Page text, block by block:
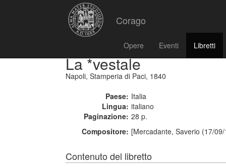
Corago
Opere Eventi Libretti
La *vestale
Napoli, Stamperia di Paci, 1840
Paese: Italia
Lingua: italiano
Paginazione: 28 p.
Compositore: [Mercadante, Saverio (17/
Contenuto del libretto